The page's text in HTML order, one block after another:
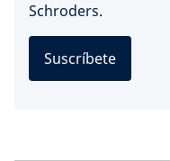
Schroders.
Suscríbete